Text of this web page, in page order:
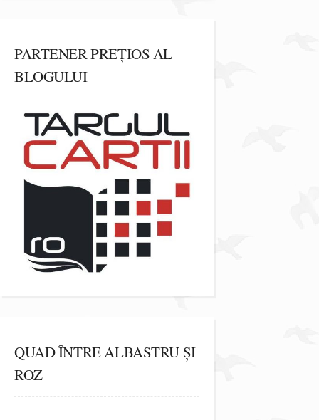
PARTENER PREȚIOS AL
BLOGULUI
QUAD ÎNTRE ALBASTRU ȘI
ROZ